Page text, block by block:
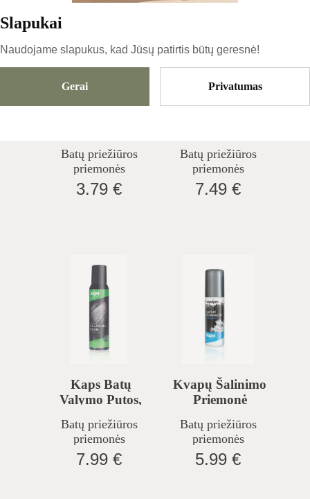
Slapukai
Naudojame slapukus, kad Jūsų patirtis būtų geresnė!
Gerai Privatumas
Batų priežiūros
priemonės
3.79 €
Atnaujinimo
Priemonė, 200 Ml
Batų priežiūros
priemonės
7.49 €
Kaps Batų
Valymo Putos,
Batų priežiūros
priemonės
7.99 €
Kvapų Šalinimo
Priemonė
Batų priežiūros
priemonės
5.99 €